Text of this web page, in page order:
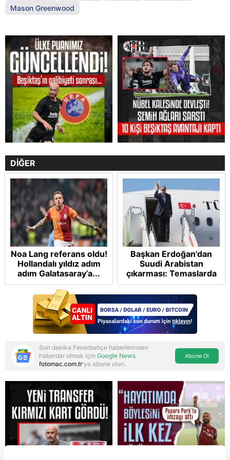
Reddet
Mason Greenwood
DİĞER
Noa Lang referans oldu!
Hollandalı yıldız adım
adım Galatasaray’a...
Başkan Erdoğan'dan
Suudi Arabistan
çıkarması: Temaslarda
bulunacak
Son dakika Fenerbahçe haberlerinden
haberdar olmak için Google News
fotomac.com.tr'ye abone olun.
Abone Ol